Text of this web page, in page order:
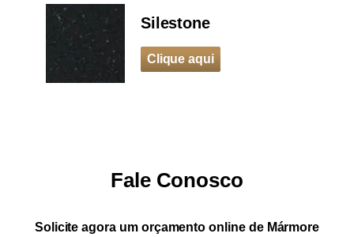
Silestone
Clique aqui
Fale Conosco
Solicite agora um orçamento online de Mármore